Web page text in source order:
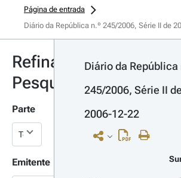
Página de entrada
Diário da República n.º 245/2006, Série II de
Refinar
Pesquisa
Parte
Emitente
Diário da República
245/2006, Série II de
2006-12-22